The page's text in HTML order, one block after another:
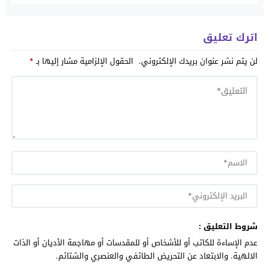
اترك تعليق
لن يتم نشر عنوان بريدك الإلكتروني. الحقول الإلزامية مشار إليها بـ*
شروط التعليق :
عدم الإساءة للكاتب أو للأشخاص أو للمقدسات أو مهاجمة الأديان أو الذات
الالهية. والابتعاد عن التحريض الطائفي والعنصري والشتائم.